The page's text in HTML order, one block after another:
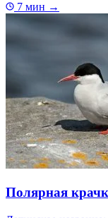
7 мин →
Полярная